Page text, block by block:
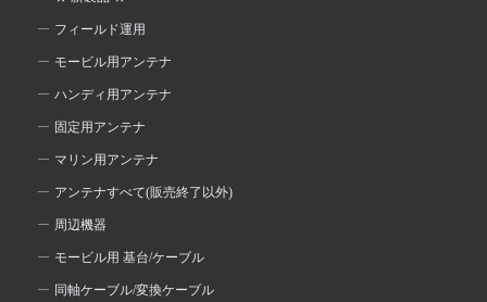
フィールド運用
モービル用アンテナ
ハンディ用アンテナ
固定用アンテナ
マリン用アンテナ
アンテナすべて(販売終了以外)
周辺機器
モービル用 基台/ケーブル
同軸ケーブル/変換ケーブル